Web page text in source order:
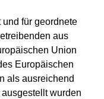
für geordnete
aus
Union
Europäischen
als ausreichend
wurden